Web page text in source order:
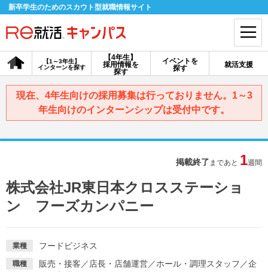
新卒学生のためのスカウト型就職情報サイト
【4年生】
採用情報を
探す
【1～3年生】
インターンを探す
イベントを
探す
就活支援
会員登録 ログイン
会員ID・パスワードを忘れた方はこちら
就活ノウハウ・サポート
現在、4年生向けの採用募集は行っておりません。1～3
年生向けのインターンシップは受付中です。
掲載終了 まであと 1週間
株式会社JR東日本クロスステーショ
ン フーズカンパニー
業種 フードビジネス
職種 販売・接客 ／ 店長・店舗運営／ホール・調理スタッフ ／企